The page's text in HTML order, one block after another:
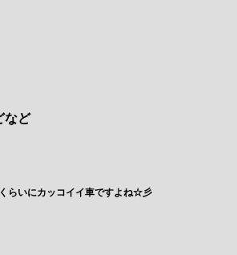
など
らいにカッコイイ車ですよね☆彡